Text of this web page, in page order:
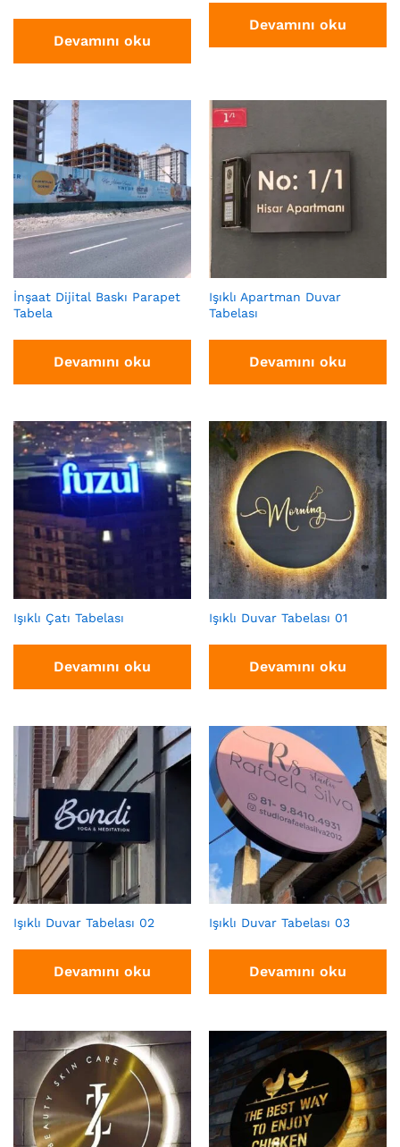
Devamını oku
Devamını oku
İnşaat Dijital Baskı Parapet
Tabela
Devamını oku
Işıklı Apartman Duvar
Tabelası
Devamını oku
Işıklı Çatı Tabelası
Devamını oku
Işıklı Duvar Tabelası 01
Devamını oku
Işıklı Duvar Tabelası 02
Devamını oku
Işıklı Duvar Tabelası 03
Devamını oku